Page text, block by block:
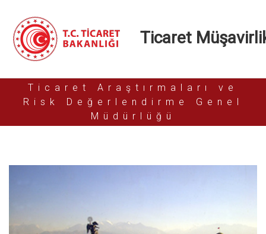
Ticaret
Ticaret Araştırmaları ve
Risk Değerlendirme Genel
Müdürlüğü